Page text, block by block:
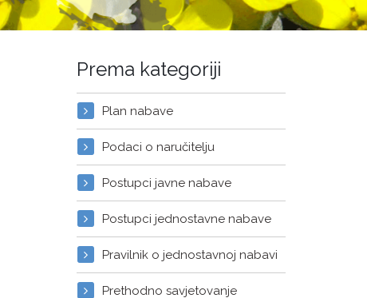
Prema kategoriji
Plan nabave
Podaci o naručitelju
Postupci javne nabave
Postupci jednostavne nabave
Pravilnik o jednostavnoj nabavi
Prethodno savjetovanje